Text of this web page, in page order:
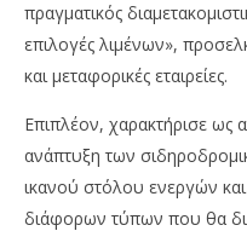
πραγματικός
επιλογές λιμένων»,
και μεταφορικές εταιρείες.
Επιπλέον, χαρακτήρισε ως
ανάπτυξη των
ικανού στόλου ενεργών
διάφορων τύπων που θα